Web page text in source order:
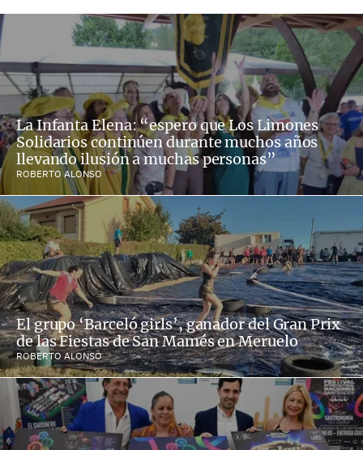
La Infanta Elena: “espero que Los Limones
Solidarios continúen durante muchos años
llevando ilusión a muchas personas”
ROBERTO ALONSO
El grupo ‘Barceló girls’, ganador del Gran Prix
de las Fiestas de San Mamés en Meruelo
ROBERTO ALONSO